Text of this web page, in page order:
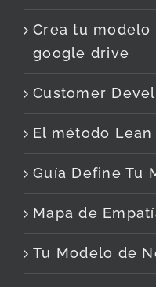
Crea tu modelo
google drive
Customer
El método
Guía Define Tu
Mapa de
Tu Modelo de